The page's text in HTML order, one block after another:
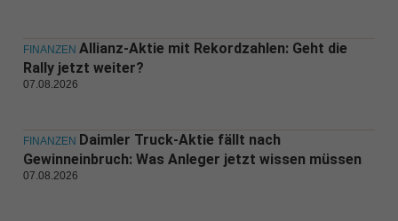
FINANZEN Allianz-Aktie mit Rekordzahlen: Geht die
Rally jetzt weiter?
07.08.2026
FINANZEN Daimler Truck-Aktie fällt nach
Gewinneinbruch: Was Anleger jetzt wissen müssen
07.08.2026